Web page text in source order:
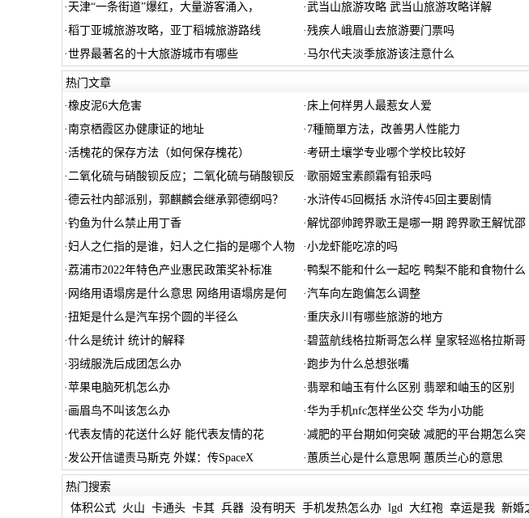
· 天津“一条街道”爆红，大量游客涌入， ·武当山旅游攻略 武当山旅游攻略详解
·稻丁亚城旅游攻略，亚丁稻城旅游路线 ·残疾人峨眉山去旅游要门票吗
·世界最著名的十大旅游城市有哪些 ·马尔代夫淡季旅游该注意什么
热门文章
·橡皮泥6大危害 · 床上何样男人最惹女人爱
·南京栖霞区办健康证的地址 · 7種簡單方法，改善男人性能力
·活槐花的保存方法（如何保存槐花） ·考研土壤学专业哪个学校比较好
·二氧化硫与硝酸钡反应；二氧化硫与硝酸钡反 ·歌丽姬宝素颜霜有铅汞吗
·德云社内部派别，郭麒麟会继承郭德纲吗？ ·水浒传45回概括 水浒传45回主要剧情
·钓鱼为什么禁止用丁香 ·解忧邵帅跨界歌王是哪一期 跨界歌王解忧邵
·妇人之仁指的是谁，妇人之仁指的是哪个人物 ·小龙虾能吃凉的吗
·荔浦市2022年特色产业惠民政策奖补标准 · 鸭梨不能和什么一起吃 鸭梨不能和食物什么
· 网络用语塌房是什么意思 网络用语塌房是何 ·汽车向左跑偏怎么调整
·扭矩是什么是汽车拐个圆的半径么 ·重庆永川有哪些旅游的地方
·什么是统计 统计的解释 ·碧蓝航线格拉斯哥怎么样 皇家轻巡格拉斯哥
·羽绒服洗后成团怎么办 · 跑步为什么总想张嘴
·苹果电脑死机怎么办 · 翡翠和岫玉有什么区别 翡翠和岫玉的区别
· 画眉鸟不叫该怎么办 ·华为手机nfc怎样坐公交 华为小功能
·代表友情的花送什么好 能代表友情的花 · 减肥的平台期如何突破 减肥的平台期怎么突
·发公开信谴责马斯克 外媒：传SpaceX · 蕙质兰心是什么意思啊 蕙质兰心的意思
热门搜索
体积公式
火山 卡通头 卡其 兵器 没有明天 手机发热怎么办 lgd 大红袍 幸运是我 新婚